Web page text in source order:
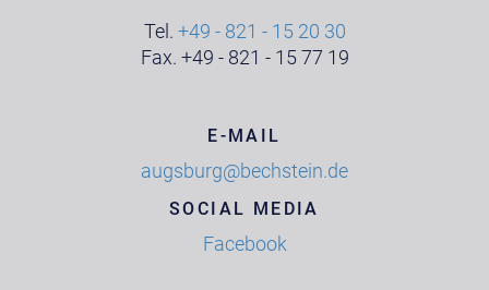
Tel. +49 - 821 - 15 20 30
Fax. +49 - 821 - 15 77 19
E-MAIL
augsburg@bechstein.de
SOCIAL MEDIA
Facebook